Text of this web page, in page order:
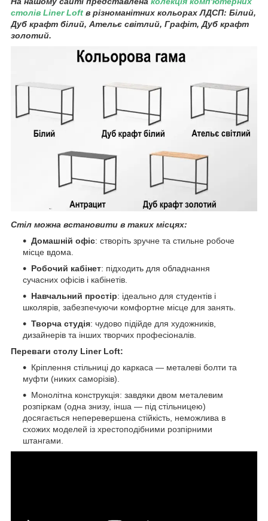
столів Liner Loft в різноманітних кольорах ЛДСП: Білий,
Дуб крафт білий, Ательє світлий, Графіт, Дуб крафт
золотий.
Стіл можна встановити в таких місцях:
Домашній офіс: створіть зручне та стильне робоче
місце вдома.
Робочий кабінет: підходить для обладнання
сучасних офісів і кабінетів.
Навчальний простір: ідеально для студентів і
школярів, забезпечуючи комфортне місце для занять.
Творча студія: чудово підійде для художників,
дизайнерів та інших творчих професіоналів.
Переваги столу Liner Loft:
Кріплення стільниці до каркаса — металеві болти та
муфти (никих саморізів).
Монолітна конструкція: завдяки двом металевим
розпіркам (одна знизу, інша — під стільницею)
досягається неперевершена стійкість, неможлива в
схожих моделей із хрестоподібними розпірними
штангами.